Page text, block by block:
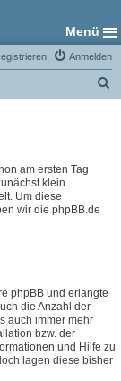
Menü
Anmelden
am ersten Tag
klein
Um diese
wir die phpBB.de
phpBB und erlangte
die Anzahl der
auch immer mehr
bzw. der
und Hilfe zu
lagen diese bisher